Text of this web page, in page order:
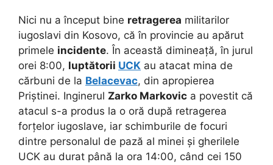
Nici nu a început bine retragerea militarilor
iugoslavi din Kosovo, că în provincie au apărut
primele incidente. În această dimineață, în jurul
orei 8:00, luptătorii UCK au atacat mina de
cărbuni de la Belacevac, din apropierea
Priștinei. Inginerul Zarko Markovic a povestit că
atacul s-a produs la o oră după retragerea
forțelor iugoslave, iar schimburile de focuri
dintre personalul de pază al minei și gherilele
UCK au durat până la ora 14:00, când cei 150